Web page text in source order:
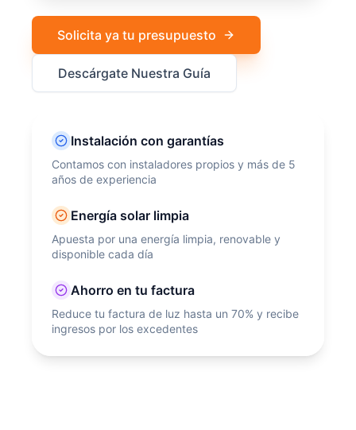
Solicita ya tu presupuesto
Descárgate Nuestra Guía
Instalación con garantías
Contamos con instaladores propios y más de 5
años de experiencia
Energía solar limpia
Apuesta por una energía limpia, renovable y
disponible cada día
Ahorro en tu factura
Reduce tu factura de luz hasta un 70% y recibe
ingresos por los excedentes